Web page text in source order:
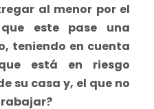
al menor por el
este pase una
teniendo en cuenta
está en riesgo
su casa y, el que no